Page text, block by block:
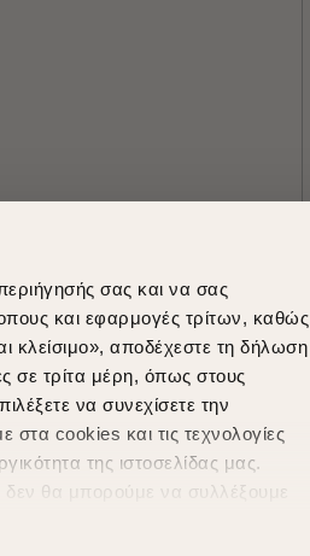
σας και να σας
και εφαρμογές τρίτων, καθώς
κλείσιμο», αποδέχεστε τη δήλωση
σε τρίτα μέρη, όπως στους
να συνεχίσετε την
cookies και τις τεχνολογίες
της ιστοσελίδας μας.
δεν θα μπορούμε να συλλέξουμε
ανακαλέσετε τη συγκατάθεσή
Shipping Methods